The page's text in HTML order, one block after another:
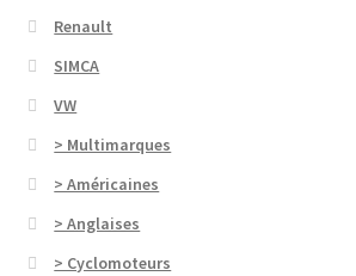
Renault
SIMCA
VW
> Multimarques
> Américaines
> Anglaises
> Cyclomoteurs